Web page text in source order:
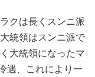
クは長くスンニ派
統領はスンニ派で
大統領になったマ
遇、これにより一